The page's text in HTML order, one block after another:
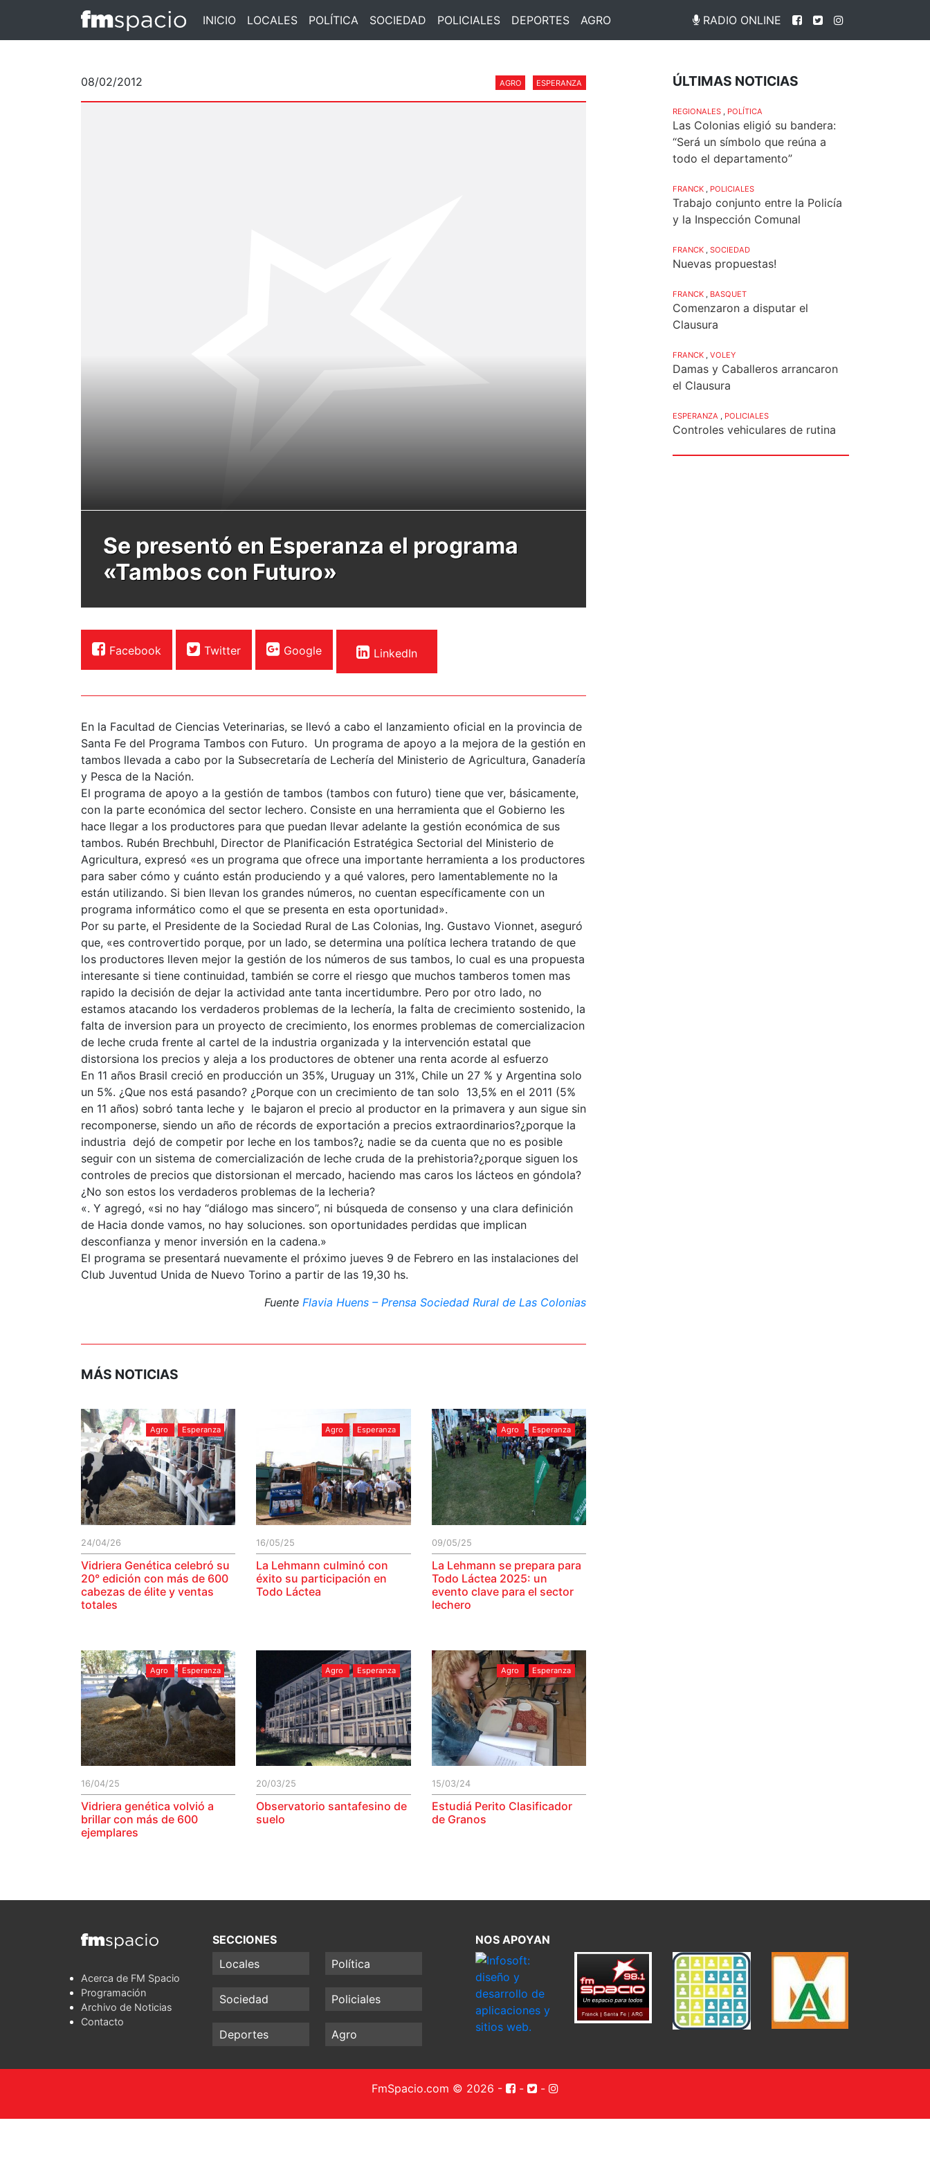
INICIO LOCALES POLÍTICA SOCIEDAD POLICIALES DEPORTES AGRO RADIO ONLINE
08/02/2012 AGRO ESPERANZA
Se presentó en Esperanza el programa
«Tambos con Futuro»
Facebook Twitter Google LinkedIn
En la Facultad de Ciencias Veterinarias, se llevó a cabo el lanzamiento oficial en la provincia de
Santa Fe del Programa Tambos con Futuro. Un programa de apoyo a la mejora de la gestión en
tambos llevada a cabo por la Subsecretaría de Lechería del Ministerio de Agricultura, Ganadería
y Pesca de la Nación.
El programa de apoyo a la gestión de tambos (tambos con futuro) tiene que ver, básicamente,
con la parte económica del sector lechero. Consiste en una herramienta que el Gobierno les
hace llegar a los productores para que puedan llevar adelante la gestión económica de sus
tambos. Rubén Brechbuhl, Director de Planificación Estratégica Sectorial del Ministerio de
Agricultura, expresó «es un programa que ofrece una importante herramienta a los productores
para saber cómo y cuánto están produciendo y a qué valores, pero lamentablemente no la
están utilizando. Si bien llevan los grandes números, no cuentan específicamente con un
programa informático como el que se presenta en esta oportunidad».
Por su parte, el Presidente de la Sociedad Rural de Las Colonias, Ing. Gustavo Vionnet, aseguró
que, «es controvertido porque, por un lado, se determina una política lechera tratando de que
los productores lleven mejor la gestión de los números de sus tambos, lo cual es una propuesta
interesante si tiene continuidad, también se corre el riesgo que muchos tamberos tomen mas
rapido la decisión de dejar la actividad ante tanta incertidumbre. Pero por otro lado, no
estamos atacando los verdaderos problemas de la lechería, la falta de crecimiento sostenido, la
falta de inversion para un proyecto de crecimiento, los enormes problemas de comercializacion
de leche cruda frente al cartel de la industria organizada y la intervención estatal que
distorsiona los precios y aleja a los productores de obtener una renta acorde al esfuerzo
En 11 años Brasil creció en producción un 35%, Uruguay un 31%, Chile un 27 % y Argentina solo
un 5%. ¿Que nos está pasando? ¿Porque con un crecimiento de tan solo 13,5% en el 2011 (5%
en 11 años) sobró tanta leche y le bajaron el precio al productor en la primavera y aun sigue sin
recomponerse, siendo un año de récords de exportación a precios extraordinarios?¿porque la
industria dejó de competir por leche en los tambos?¿ nadie se da cuenta que no es posible
seguir con un sistema de comercialización de leche cruda de la prehistoria?¿porque siguen los
controles de precios que distorsionan el mercado, haciendo mas caros los lácteos en góndola?
¿No son estos los verdaderos problemas de la lecheria?
«. Y agregó, «si no hay “diálogo mas sincero”, ni búsqueda de consenso y una clara definición
de Hacia donde vamos, no hay soluciones. son oportunidades perdidas que implican
desconfianza y menor inversión en la cadena.»
El programa se presentará nuevamente el próximo jueves 9 de Febrero en las instalaciones del
Club Juventud Unida de Nuevo Torino a partir de las 19,30 hs.
Fuente Flavia Huens – Prensa Sociedad Rural de Las Colonias
MÁS NOTICIAS
Agro Esperanza
24/04/26
Vidriera Genética celebró su
20° edición con más de 600
cabezas de élite y ventas
totales
Agro Esperanza
16/05/25
La Lehmann culminó con
éxito su participación en
Todo Láctea
Agro Esperanza
09/05/25
La Lehmann se prepara para
Todo Láctea 2025: un
evento clave para el sector
lechero
Agro Esperanza
16/04/25
Vidriera genética volvió a
brillar con más de 600
ejemplares
Agro Esperanza
20/03/25
Observatorio santafesino de
suelo
Agro Esperanza
15/03/24
Estudiá Perito Clasificador
de Granos
ÚLTIMAS NOTICIAS
REGIONALES POLÍTICA
Las Colonias eligió su bandera:
“Será un símbolo que reúna a
todo el departamento”
FRANCK POLICIALES
Trabajo conjunto entre la Policía
y la Inspección Comunal
FRANCK SOCIEDAD
Nuevas propuestas!
FRANCK BASQUET
Comenzaron a disputar el
Clausura
FRANCK VOLEY
Damas y Caballeros arrancaron
el Clausura
ESPERANZA POLICIALES
Controles vehiculares de rutina
Acerca de FM Spacio
Programación
Archivo de Noticias
Contacto
SECCIONES
Locales
Política
Sociedad Policiales
Deportes Agro
NOS APOYAN
FmSpacio.com © 2026 - - -